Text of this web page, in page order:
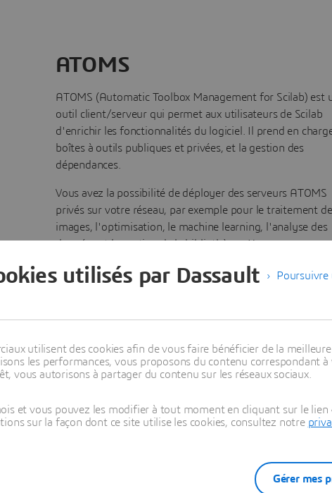
ATOMS
ATOMS (Automatic Toolbox Management for Scilab) est
outil client/serveur qui permet aux utilisateurs de Scilab
d'enrichir les fonctionnalités du logiciel. Il prend en
boîtes à outils publiques et privées, et la gestion des
dépendances.
Vous avez la possibilité de déployer des serveurs ATOMS
privés sur votre réseau, par exemple pour le traitement
images, l'optimisation, le machine learning, l'analyse des
données et la gestion de la bibliothèque Xcos.
En savoir plus sur le référentiel Scilab ATOMS
Poursuivre
utilisés par Dassault
utilisent des cookies afin de vous faire bénéficier de la
les performances, vous proposons du contenu correspondant
vous autorisons à partager du contenu sur les réseaux sociaux.
et vous pouvez les modifier à tout moment en cliquant sur le lien
sur la façon dont ce site utilise les cookies, consultez notre
Gérer mes